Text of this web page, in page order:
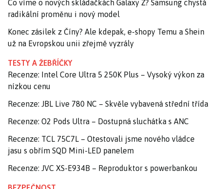
Co víme o nových skládačkách Galaxy Z? Samsung chystá
radikální proměnu i nový model
Konec zásilek z Číny? Ale kdepak, e-shopy Temu a Shein
už na Evropskou unii zřejmě vyzrály
TESTY A ŽEBŘÍČKY
Recenze: Intel Core Ultra 5 250K Plus – Vysoký výkon za
nízkou cenu
Recenze: JBL Live 780 NC – Skvěle vybavená střední třída
Recenze: O2 Pods Ultra – Dostupná sluchátka s ANC
Recenze: TCL 75C7L – Otestovali jsme nového vládce
jasu s obřím SQD Mini-LED panelem
Recenze: JVC XS-E934B – Reproduktor s powerbankou